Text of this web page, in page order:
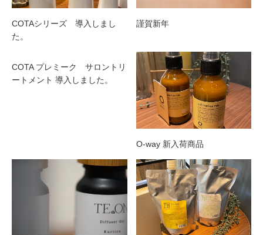
COTAシリーズ 導入しまし
た。
謹賀新年
COTA プレミーク サロントリ
ートメント 導入しました。
O-way 新入荷商品